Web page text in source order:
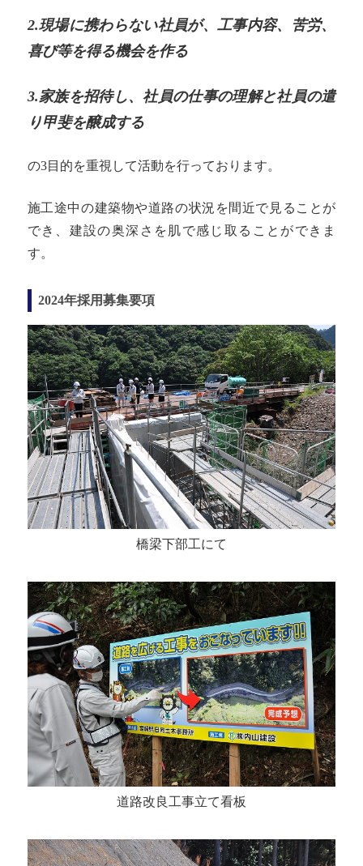
2.現場に携わらない社員が、工事内容、苦労、
喜び等を得る機会を作る
3.家族を招待し、社員の仕事の理解と社員の遣
り甲斐を醸成する
の3目的を重視して活動を行っております。
施工途中の建築物や道路の状況を間近で見ることが
でき、建設の奥深さを肌で感じ取ることができま
す。
2024年採用募集要項
橋梁下部工にて
道路改良工事立て看板